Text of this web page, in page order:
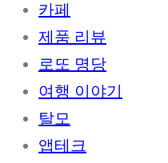
카페
제품 리뷰
로또 명당
여행 이야기
탈모
앱테크